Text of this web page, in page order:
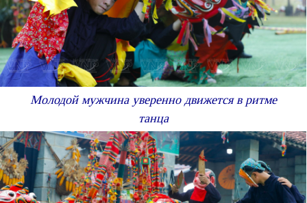
Молодой мужчина уверенно движется в ритме
танца